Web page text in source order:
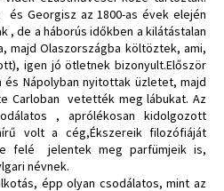
Georgisz az 1800-as évek elején
, de a háborús időkben a kilátástalan
majd Olaszországba költöztek, ami,
igen jó ötletnek bizonyult.Először
és Nápolyban nyitottak üzletet, majd
Carloban vetették meg lábukat. Az
, aprólékosan kidolgozott
volt a cég,Ékszereik filozófiáját
felé jelentek meg parfümjeik is,
névnek.
épp olyan csodálatos, mint az